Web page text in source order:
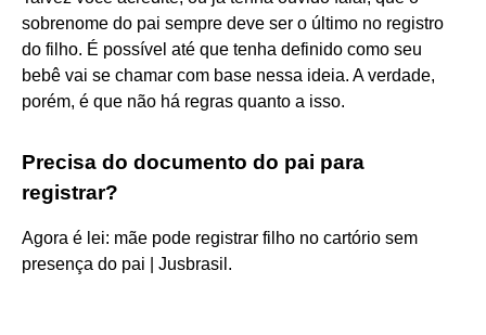
sobrenome do pai sempre deve ser o último no registro
do filho. É possível até que tenha definido como seu
bebê vai se chamar com base nessa ideia. A verdade,
porém, é que não há regras quanto a isso.
Precisa do documento do pai para
registrar?
Agora é lei: mãe pode registrar filho no cartório sem
presença do pai | Jusbrasil.